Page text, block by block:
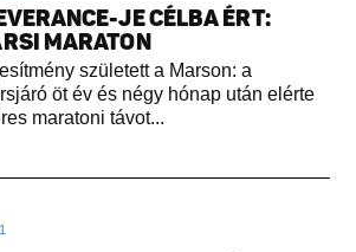
JE CÉLBA ÉRT:
MARATON
született a Marson: a
öt év és négy hónap után elérte
maratoni távot...